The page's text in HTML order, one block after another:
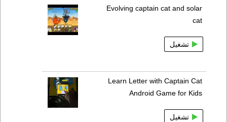
Evolving captain cat and solar
cat
تشغيل
Learn Letter with Captain Cat
Android Game for Kids
تشغيل